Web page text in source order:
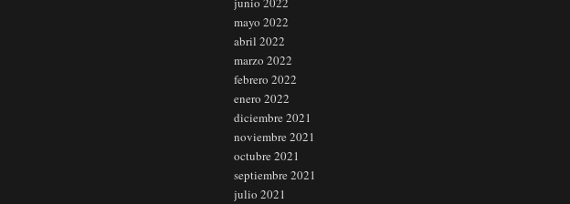
mayo 2022
abril 2022
marzo 2022
febrero 2022
enero 2022
diciembre 2021
noviembre 2021
octubre 2021
septiembre 2021
julio 2021